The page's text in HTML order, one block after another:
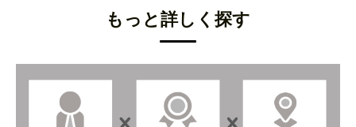
もっと詳しく探す